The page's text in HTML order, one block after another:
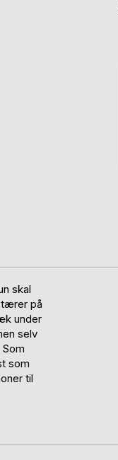
skal
tærer på
under
selv
som
til